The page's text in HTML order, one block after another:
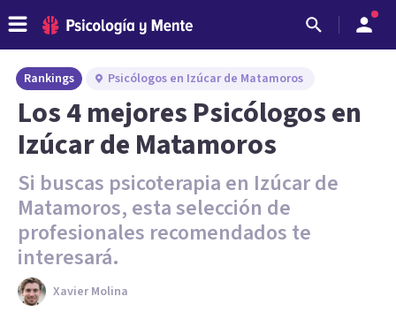
Rankings Psicólogos en Izúcar de Matamoros
Los 4 mejores Psicólogos en
Izúcar de Matamoros
Si buscas psicoterapia en Izúcar de
Matamoros, esta selección de
profesionales recomendados te
interesará.
Xavier Molina